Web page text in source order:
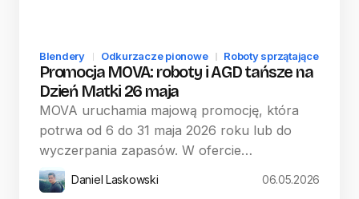
Blendery Odkurzacze pionowe Roboty sprzątające
Promocja MOVA: roboty i AGD tańsze na
Dzień Matki 26 maja
MOVA uruchamia majową promocję, która
potrwa od 6 do 31 maja 2026 roku lub do
wyczerpania zapasów. W ofercie…
Daniel Laskowski 06.05.2026